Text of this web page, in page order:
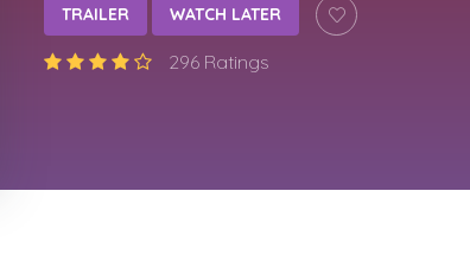
TRAILER WATCH LATER
296 Ratings